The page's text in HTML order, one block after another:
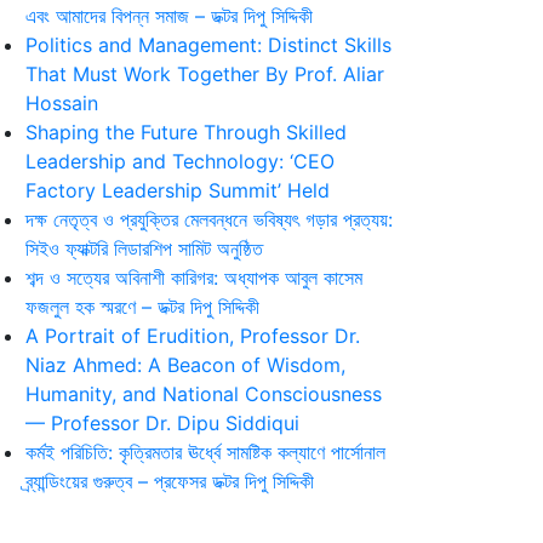
এবং আমাদের বিপন্ন সমাজ – ডক্টর দিপু সিদ্দিকী
Politics and Management: Distinct Skills
That Must Work Together By Prof. Aliar
Hossain
Shaping the Future Through Skilled
Leadership and Technology: ‘CEO
Factory Leadership Summit’ Held
দক্ষ নেতৃত্ব ও প্রযুক্তির মেলবন্ধনে ভবিষ্যৎ গড়ার প্রত্যয়:
সিইও ফ্যাক্টরি লিডারশিপ সামিট অনুষ্ঠিত
শব্দ ও সত্যের অবিনাশী কারিগর: অধ্যাপক আবুল কাসেম
ফজলুল হক স্মরণে – ডক্টর দিপু সিদ্দিকী
A Portrait of Erudition, Professor Dr.
Niaz Ahmed: A Beacon of Wisdom,
Humanity, and National Consciousness
— Professor Dr. Dipu Siddiqui
কর্মই পরিচিতি: কৃত্রিমতার ঊর্ধ্বে সামষ্টিক কল্যাণে পার্সোনাল
ব্র্যান্ডিংয়ের গুরুত্ব – প্রফেসর ডক্টর দিপু সিদ্দিকী